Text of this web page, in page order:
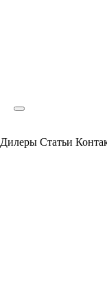
Дилеры Статьи